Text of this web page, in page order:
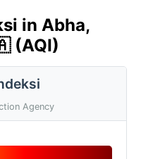
in Abha,
(AQI)
Agency